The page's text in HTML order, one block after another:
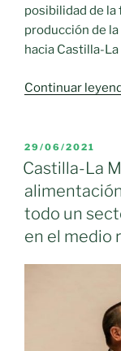
posibilidad de la
producción de
hacia Castilla-La
Continuar
PUBLICADO
EL
29/06/2021
Castilla-La
todo un
en el medio